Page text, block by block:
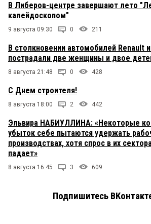
В Либеров-центре завершают лето
калейдоскопом"
9 августа 09:30 0 211
В столкновении автомобилей Renault
пострадали две женщины и двое
8 августа 21:48 0 428
С Днем строителя!
8 августа 18:00 2 442
Эльвира НАБИУЛЛИНА: «Некоторые
убыток себе пытаются удержать
производствах, хотя спрос в их
падает»
8 августа 16:45 3 609
Подпишитесь